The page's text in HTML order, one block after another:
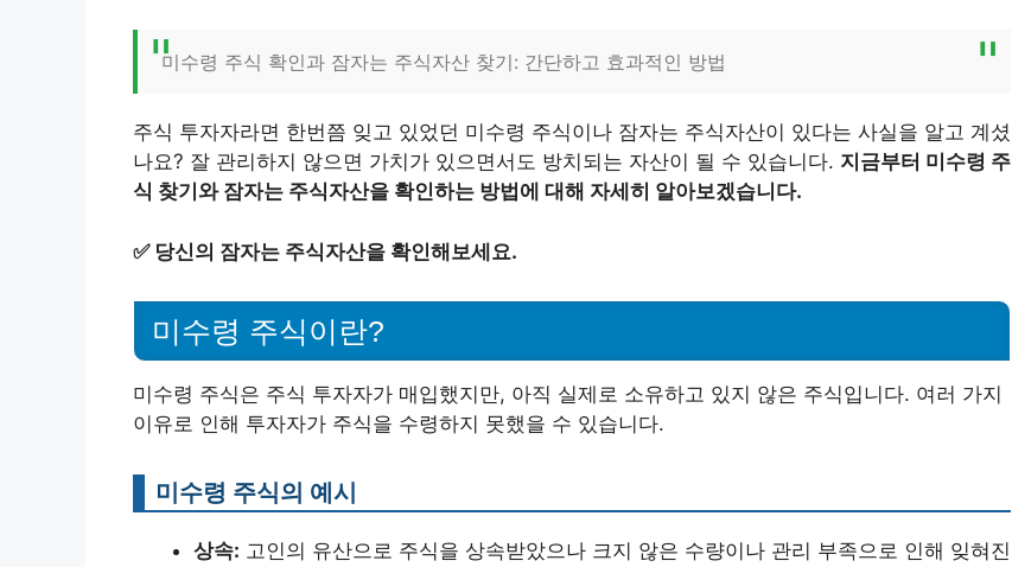
미수령 주식 확인과 잠자는 주식자산 찾기: 간단하고 효과적인 방법
주식 투자자라면 한번쯤 잊고 있었던 미수령 주식이나 잠자는 주식자산이 있다는 사실을 알고 계셨
나요? 잘 관리하지 않으면 가치가 있으면서도 방치되는 자산이 될 수 있습니다. 지금부터 미수령 주
식 찾기와 잠자는 주식자산을 확인하는 방법에 대해 자세히 알아보겠습니다.
✅ 당신의 잠자는 주식자산을 확인해보세요.
미수령 주식이란?
미수령 주식은 주식 투자자가 매입했지만, 아직 실제로 소유하고 있지 않은 주식입니다. 여러 가지
이유로 인해 투자자가 주식을 수령하지 못했을 수 있습니다.
미수령 주식의 예시
상속: 고인의 유산으로 주식을 상속받았으나 크지 않은 수량이나 관리 부족으로 인해 잊혀진